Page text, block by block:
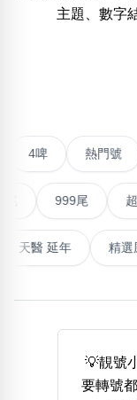
無0 無3無4無5
熱門分類
888尾
999尾
全大數字
5
主題、數字
聯號 4啤
超級VIP
高能量生氣 天醫 延年
💡靚號
要轉號